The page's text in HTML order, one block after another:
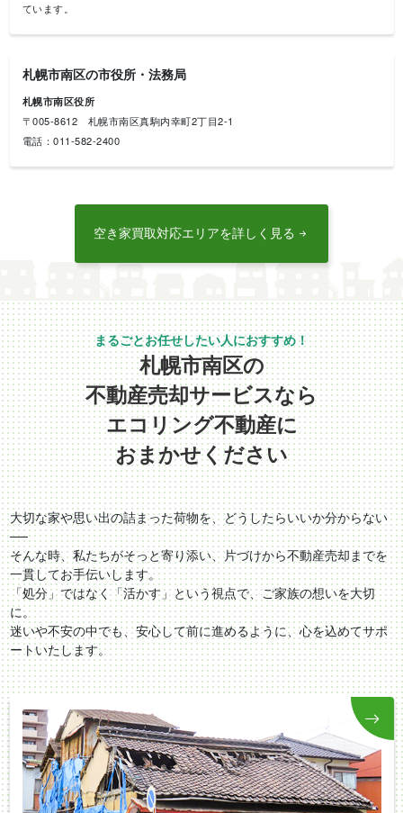
ています。
区域には支笏洞爺国立公園が含まれ、札幌岳や余市岳など標高1,000メー
「滝野すずらん丘陵公園」は、約400ヘクタールもの敷地がある北海道唯
一の国営公園です。園内は4つのゾーンに分かれており、中心ゾーンでは
季節の花々が咲き乱れるカントリーガーデンを、渓流ゾーンでは滝や川
を、滝野の森ゾーン(東エリア・西エリア)では森林浴や遊具などを楽しめ
札幌市南区の市役所・法務局
札幌市南区役所
〒005-8612 札幌市南区真駒内幸町2丁目2-1
電話：011-582-2400
情報が異なる場合がありますので、詳しくは公式サイトをご覧ください。
空き家買取対応エリアを詳しく見る
札幌市南区の
不動産売却サービスなら
エコリング不動産に
おまかせください
大切な家や思い出の詰まった荷物を、どうしたらいいか分からない
──
そんな時、私たちがそっと寄り添い、片づけから不動産売却までを
一貫してお手伝いします。
「処分」ではなく「活かす」という視点で、ご家族の想いを大切
に。
迷いや不安の中でも、安心して前に進めるように、心を込めてサポ
ートいたします。